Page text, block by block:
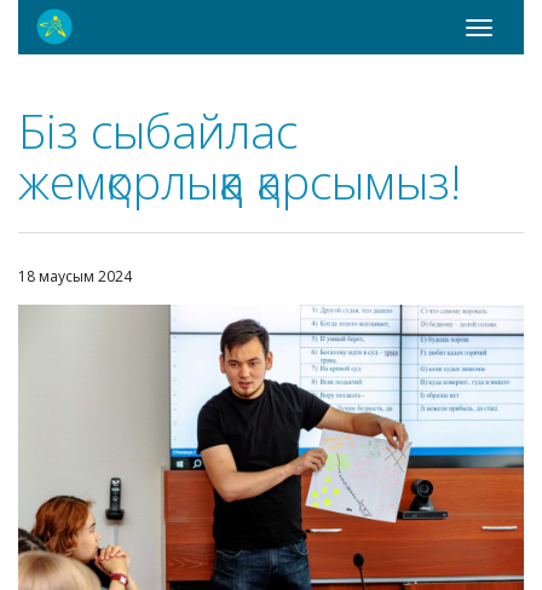
Toggle
Біз сыбайлас
жемқорлыққа қарсымыз!
18 маусым 2024